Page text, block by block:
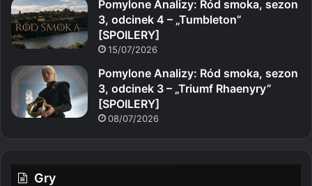
Pomylone Analizy: Ród smoka, sezon
3, odcinek 4 – „Tumbleton”
[SPOILERY]
15/07/2026
Pomylone Analizy: Ród smoka, sezon
3, odcinek 3 – „Triumf Rhaenyry”
[SPOILERY]
08/07/2026
Gry